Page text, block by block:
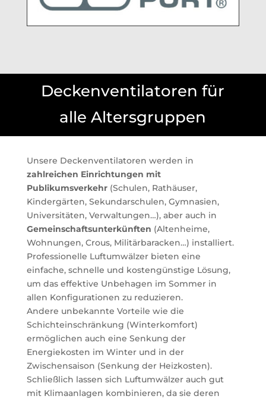
Deckenventilatoren für
alle Altersgruppen
Unsere Deckenventilatoren werden in
zahlreichen Einrichtungen mit
Publikumsverkehr(Schulen, Rathäuser,
Kindergärten, Sekundarschulen, Gymnasien,
Universitäten, Verwaltungen…), aber auch in
Gemeinschaftsunterkünften (Altenheime,
Wohnungen, Crous, Militärbaracken…) installiert.
Professionelle Luftumwälzer bieten eine
einfache, schnelle und kostengünstige Lösung,
um das effektive Unbehagen im Sommer in
allen Konfigurationen zu reduzieren.
Andere unbekannte Vorteile wie die
Schichteinschränkung (Winterkomfort)
ermöglichen auch eine Senkung der
Energiekosten im Winter und in der
Zwischensaison (Senkung der Heizkosten).
Schließlich lassen sich Luftumwälzer auch gut
mit Klimaanlagen kombinieren, da sie deren